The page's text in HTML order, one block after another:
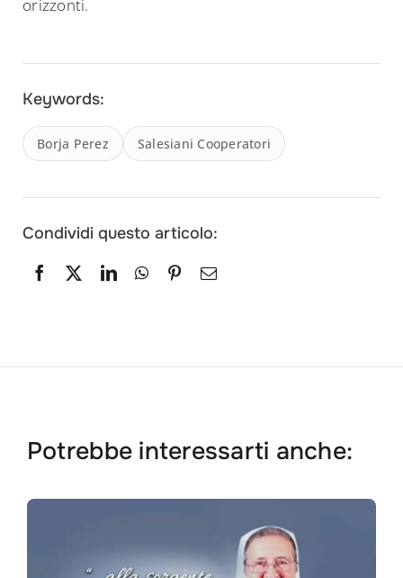
orizzonti.
Keywords:
Borja Perez Salesiani Cooperatori
Condividi questo articolo:
Potrebbe interessarti anche: